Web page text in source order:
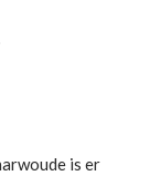
is er